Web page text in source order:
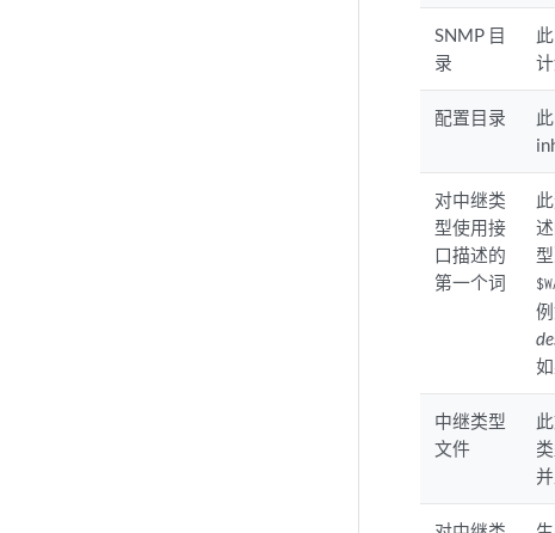
SNMP 目
录
配置目录
对中继类
型使用接
口描述的
第一个词
中继类型
文件